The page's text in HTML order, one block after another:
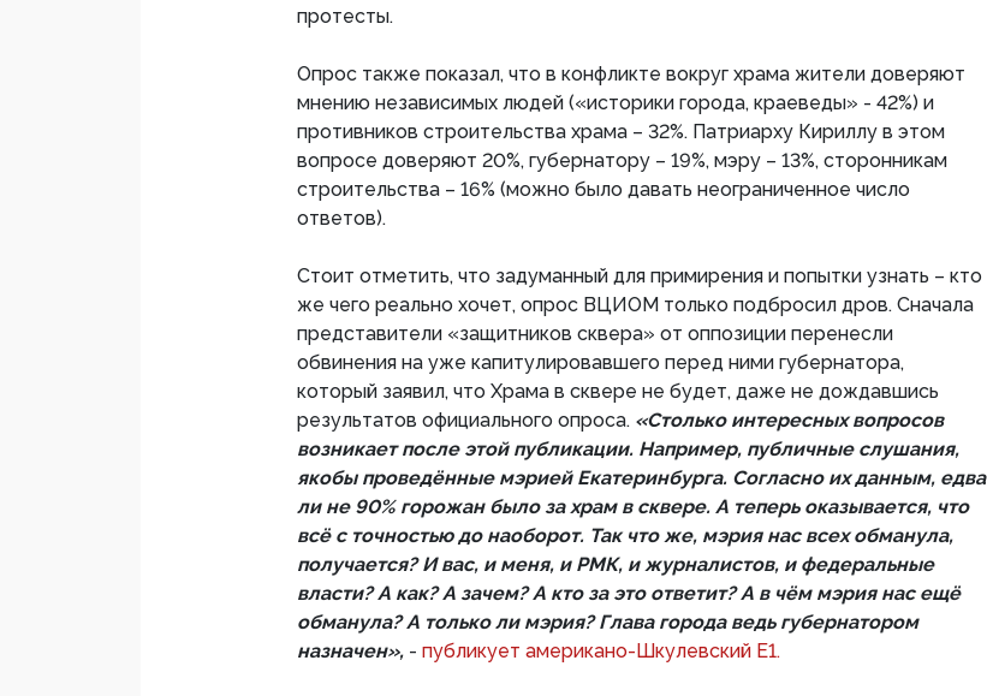
протесты.
Опрос также показал, что в конфликте вокруг храма жители доверяют
мнению независимых людей («историки города, краеведы» - 42%) и
противников строительства храма – 32%. Патриарху Кириллу в этом
вопросе доверяют 20%, губернатору – 19%, мэру – 13%, сторонникам
строительства – 16% (можно было давать неограниченное число
ответов).
Стоит отметить, что задуманный для примирения и попытки узнать – кто
же чего реально хочет, опрос ВЦИОМ только подбросил дров. Сначала
представители «защитников сквера» от оппозиции перенесли
обвинения на уже капитулировавшего перед ними губернатора,
который заявил, что Храма в сквере не будет, даже не дождавшись
результатов официального опроса. «Столько интересных вопросов
возникает после этой публикации. Например, публичные слушания,
якобы проведённые мэрией Екатеринбурга. Согласно их данным, едва
ли не 90% горожан было за храм в сквере. А теперь оказывается, что
всё с точностью до наоборот. Так что же, мэрия нас всех обманула,
получается? И вас, и меня, и РМК, и журналистов, и федеральные
власти? А как? А зачем? А кто за это ответит? А в чём мэрия нас ещё
обманула? А только ли мэрия? Глава города ведь губернатором
назначен», - публикует американо-Шкулевский Е1.